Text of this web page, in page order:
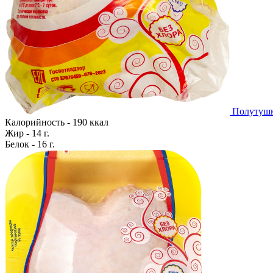
Калорийность - 190 ккал
Жир - 14 г.
Белок - 16 г.